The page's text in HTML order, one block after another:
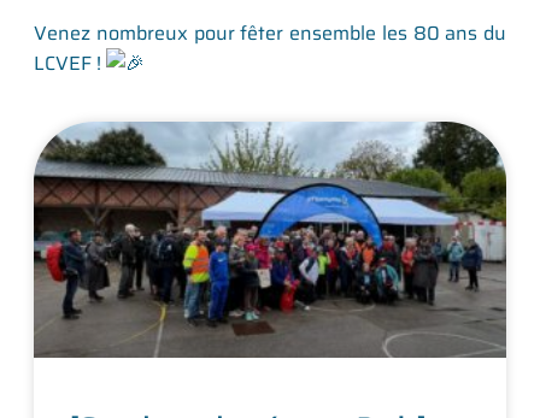
Venez nombreux pour fêter ensemble les 80 ans du
LCVEF !